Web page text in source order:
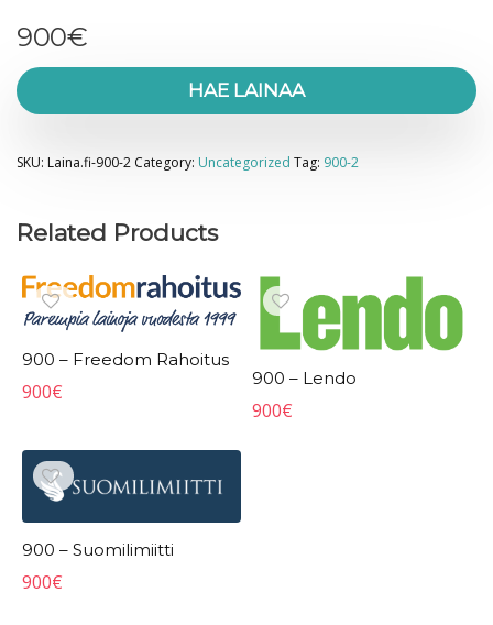
900€
HAE LAINAA
SKU: Laina.fi-900-2 Category: Uncategorized Tag: 900-2
Related Products
900 – Freedom Rahoitus
900€
900 – Lendo
900€
900 – Suomilimiitti
900€